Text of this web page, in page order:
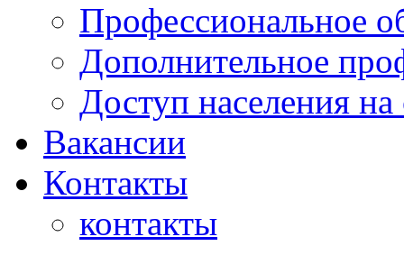
Профессиональное
Дополнительное
Доступ населения
Вакансии
Контакты
контакты